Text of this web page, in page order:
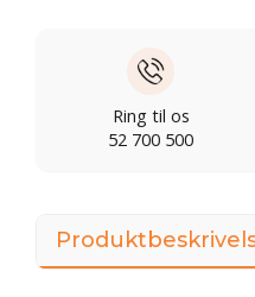
Ring til os
52 700 500